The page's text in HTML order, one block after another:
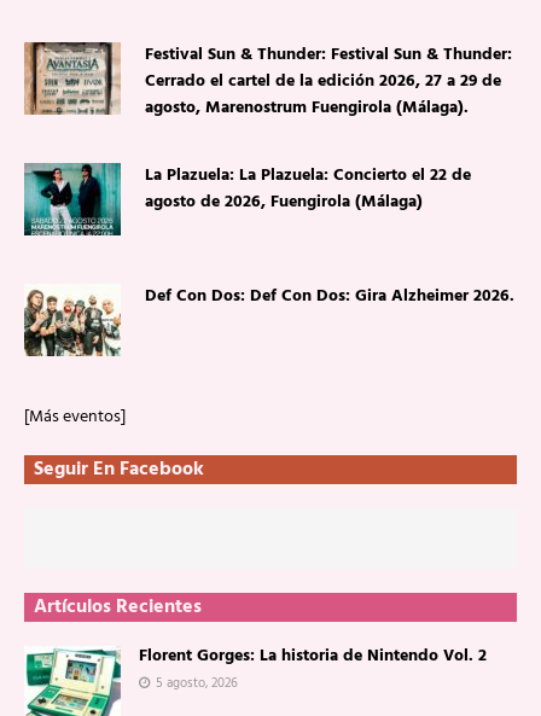
Festival Sun & Thunder: Festival Sun & Thunder:
Cerrado el cartel de la edición 2026, 27 a 29 de
agosto, Marenostrum Fuengirola (Málaga).
La Plazuela: La Plazuela: Concierto el 22 de
agosto de 2026, Fuengirola (Málaga)
Def Con Dos: Def Con Dos: Gira Alzheimer 2026.
[Más eventos]
Seguir En Facebook
Artículos Recientes
Florent Gorges: La historia de Nintendo Vol. 2
5 agosto, 2026